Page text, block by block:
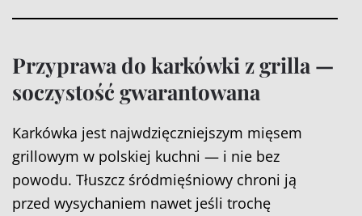
Przyprawa do karkówki z grilla —
soczystość gwarantowana
Karkówka jest najwdzięczniejszym mięsem
grillowym w polskiej kuchni — i nie bez
powodu. Tłuszcz śródmięśniowy chroni ją
przed wysychaniem nawet jeśli trochę